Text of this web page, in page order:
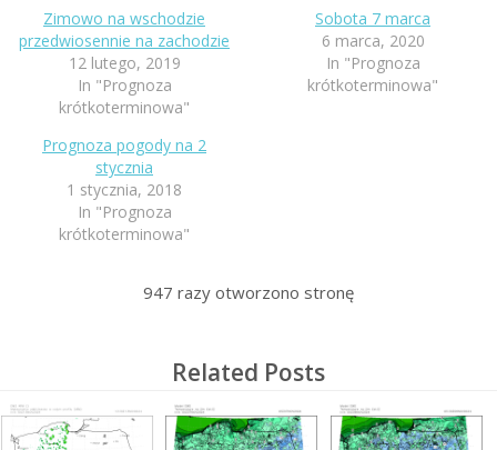
Zimowo na wschodzie
przedwiosennie na zachodzie
12 lutego, 2019
In "Prognoza
krótkoterminowa"
Sobota 7 marca
6 marca, 2020
In "Prognoza
krótkoterminowa"
Prognoza pogody na 2
stycznia
1 stycznia, 2018
In "Prognoza
krótkoterminowa"
947 razy otworzono stronę
Related Posts